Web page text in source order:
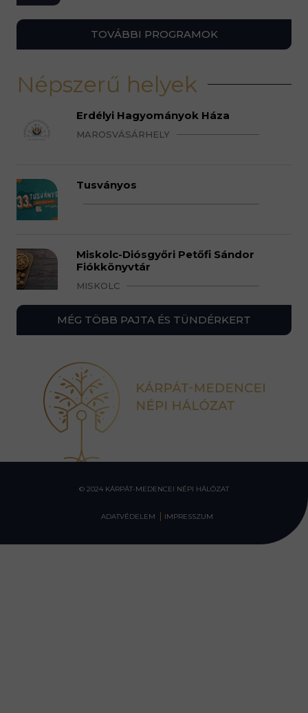
TOVÁBBI PROGRAMOK
Népszerű helyek
Erdélyi Hagyományok Háza
MAROSVÁSÁRHELY
Tusványos
Miskolc-Diósgyőri Petőfi Sándor
Fiókkönyvtár
MISKOLC
MÉG TÖBB PAJTA ÉS TÜNDÉRKERT
© 2024 KÁRPÁT-MEDENCEI NÉPI HÁLÓZAT
ADATVÉDELEM IMPRESSZUM